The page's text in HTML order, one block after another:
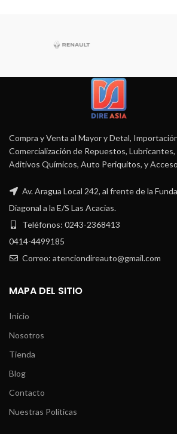
Compra y Venta al Mayor y Detal,
Comercialización de Repuestos,
Aditivos Químicos, Auto Periquitos, y
Av. Aragua Local 242, al frente de la
Diagonal a la E/S Las Acacias.
Teléfonos: 0243-2368413
0414-4499185
Correo: atenciondireauto@gmail.com
MAPA DEL SITIO
Inicio
Nosotros
Tienda
Blog
Contacto
Nuestras Políticas